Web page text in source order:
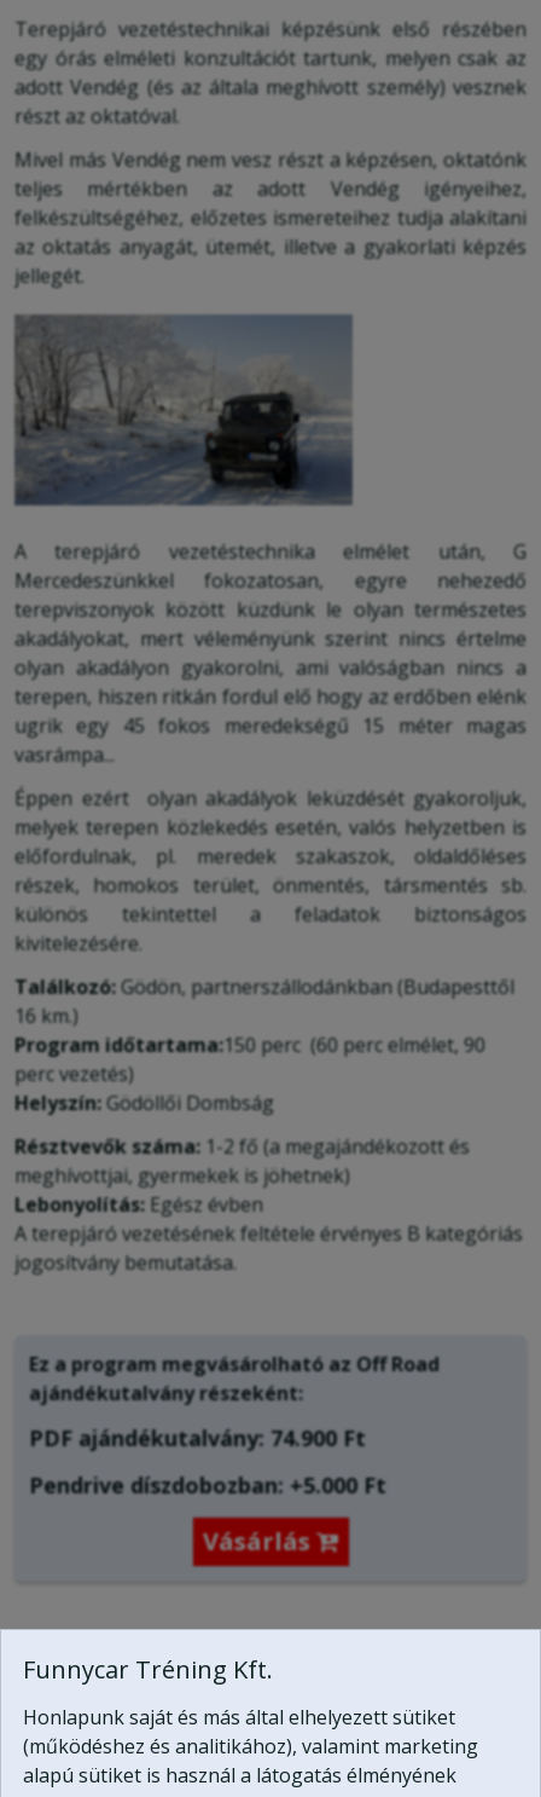
Terepjáró vezetéstechnikai képzésünk első részében
egy órás elméleti konzultációt tartunk, melyen csak az
adott Vendég (és az általa meghívott személy) vesznek
részt az oktatóval.
Mivel más Vendég nem vesz részt a képzésen, oktatónk
teljes mértékben az adott Vendég igényeihez,
felkészültségéhez, előzetes ismereteihez tudja alakítani
az oktatás anyagát, ütemét, illetve a gyakorlati képzés
jellegét.
A terepjáró vezetéstechnika elmélet után, G
Mercedeszünkkel fokozatosan, egyre nehezedő
terepviszonyok között küzdünk le olyan természetes
akadályokat, mert véleményünk szerint nincs értelme
olyan akadályon gyakorolni, ami valóságban nincs a
terepen, hiszen ritkán fordul elő hogy az erdőben elénk
ugrik egy 45 fokos meredekségű 15 méter magas
vasrámpa...
Éppen ezért olyan akadályok leküzdését gyakoroljuk,
melyek terepen közlekedés esetén, valós helyzetben is
előfordulnak, pl. meredek szakaszok, oldaldőléses
részek, homokos terület, önmentés, társmentés sb.
különös tekintettel a feladatok biztonságos
kivitelezésére.
Találkozó:Gödön, partnerszállodánkban (Budapesttől
16 km.)
Program időtartama:150 perc (60 perc elmélet, 90
perc vezetés)
Helyszín:Gödöllői Dombság
Résztvevők száma: 1-2 fő (a megajándékozott és
meghívottjai, gyermekek is jöhetnek)
Lebonyolítás: Egész évben
A terepjáró vezetésének feltétele érvényes B kategóriás
jogosítvány bemutatása.
Ez a program megvásárolható az Off Road
ajándékutalványrészeként:
PDF ajándékutalvány: 74.900 Ft
Pendrive díszdobozban: +5.000 Ft
Vásárlás 
éven belül váltható be.
Ajándékutalvány vásárlás nélkül is átélheti a kalandot,
kérjen időpontot most
a program lebonyolítására
(fizetés a helyszínen készpénzben, bankártyával, vagy
Funnycar Tréning Kft.
Honlapunk saját és más által elhelyezett sütiket
(működéshez és analitikához), valamint marketing
alapú sütiket is használ a látogatás élményének